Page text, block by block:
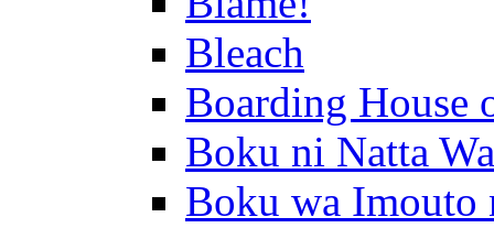
Bleach
Boarding House
Boku ni Natta
Boku wa